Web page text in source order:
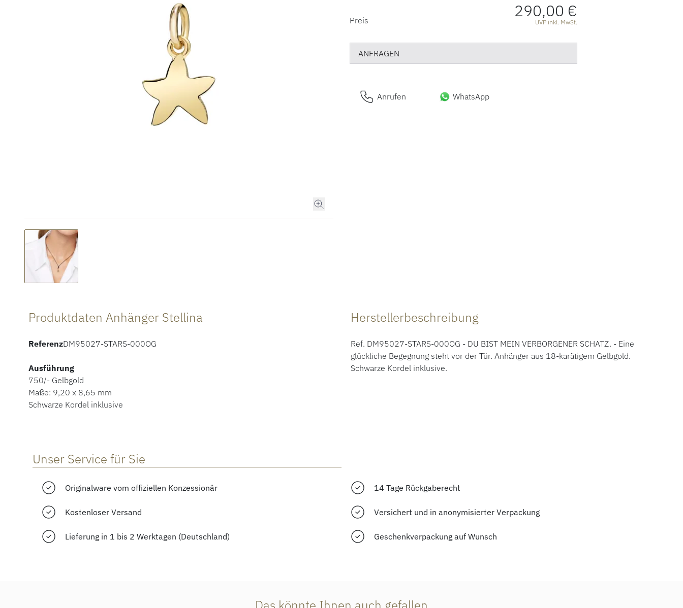
PREISINFORMATIONEN
Preis 290,00 €
UVP inkl. MwSt.
ANFRAGEN
Anrufen WhatsApp
Produktdaten Anhänger Stellina
ReferenzDM95027-STARS-000OG
Ausführung
750/- Gelbgold
Maße: 9,20 x 8,65 mm
Schwarze Kordel inklusive
Herstellerbeschreibung
Ref. DM95027-STARS-000OG - DU BIST MEIN VERBORGENER SCHATZ. - Eine
glückliche Begegnung steht vor der Tür. Anhänger aus 18-karätigem Gelbgold.
Schwarze Kordel inklusive.
Unser Service für Sie
Originalware vom offiziellen Konzessionär 14 Tage Rückgaberecht
Kostenloser Versand Versichert und in anonymisierter Verpackung
Lieferung in 1 bis 2 Werktagen (Deutschland) Geschenkverpackung auf Wunsch
Das könnte Ihnen auch gefallen